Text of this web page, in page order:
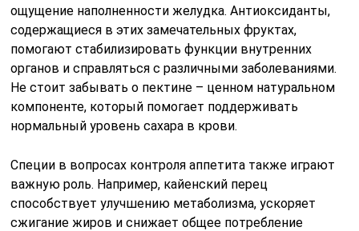
ощущение наполненности желудка. Антиоксиданты,
содержащиеся в этих замечательных фруктах,
помогают стабилизировать функции внутренних
органов и справляться с различными заболеваниями.
Не стоит забывать о пектине – ценном натуральном
компоненте, который помогает поддерживать
нормальный уровень сахара в крови.
Специи в вопросах контроля аппетита также играют
важную роль. Например, кайенский перец
способствует улучшению метаболизма, ускоряет
сжигание жиров и снижает общее потребление